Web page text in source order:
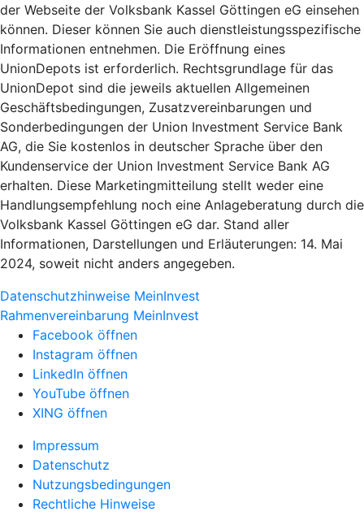
der Webseite der Volksbank Kassel Göttingen eG einsehen
können. Dieser können Sie auch dienstleistungsspezifische
Informationen entnehmen. Die Eröffnung eines
UnionDepots ist erforderlich. Rechtsgrundlage für das
UnionDepot sind die jeweils aktuellen Allgemeinen
Geschäftsbedingungen, Zusatzvereinbarungen und
Sonderbedingungen der Union Investment Service Bank
AG, die Sie kostenlos in deutscher Sprache über den
Kundenservice der Union Investment Service Bank AG
erhalten. Diese Marketingmitteilung stellt weder eine
Handlungsempfehlung noch eine Anlageberatung durch die
Volksbank Kassel Göttingen eG dar. Stand aller
Informationen, Darstellungen und Erläuterungen: 14. Mai
2024, soweit nicht anders angegeben.
Datenschutzhinweise MeinInvest
Rahmenvereinbarung MeinInvest
Facebook öffnen
Instagram öffnen
LinkedIn öffnen
YouTube öffnen
XING öffnen
Impressum
Datenschutz
Nutzungsbedingungen
Rechtliche Hinweise